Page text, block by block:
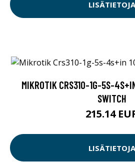
LISÄTIETOJA
MIKROTIK CRS310-1G-5S-
SWITCH
215.14
LISÄTIETOJA